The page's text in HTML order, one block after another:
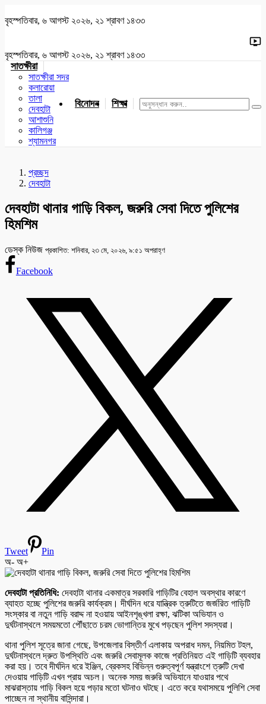
বৃহস্পতিবার, ৬ আগস্ট ২০২৬, ২১ শ্রাবণ ১৪৩৩
বৃহস্পতিবার, ৬ আগস্ট ২০২৬, ২১ শ্রাবণ ১৪৩৩
সাতক্ষীরা
সাতক্ষীরা সদর
কলারোয়া
তালা
দেবহাটা
আশাশুনি
কালিগঞ্জ
শ্যামনগর
বিনোদন শিক্ষা খেলাধুলা জাতীয় যশোর
প্রচ্ছদ
দেবহাটা
দেবহাটা থানার গাড়ি বিকল, জরুরি সেবা দিতে পুলিশের
হিমশিম
ডেস্ক নিউজ প্রকাশিত: শনিবার, ২৩ মে, ২০২৬, ৯:৫১ অপরাহ্ণ
Facebook
Tweet
Pin
অ- অ+
দেবহাটা প্রতিনিধি: দেবহাটা থানার একমাত্র সরকারি গাড়িটির বেহাল অবস্থার কারণে
ব্যাহত হচ্ছে পুলিশের জরুরি কার্যক্রম। দীর্ঘদিন ধরে যান্ত্রিক ত্রুটিতে জর্জরিত গাড়িটি
সংস্কার বা নতুন গাড়ি বরাদ্দ না হওয়ায় আইনশৃঙ্খলা রক্ষা, ঝটিকা অভিযান ও
দুর্ঘটনাস্থলে সময়মতো পৌঁছাতে চরম ভোগান্তির মুখে পড়ছেন পুলিশ সদস্যরা।
থানা পুলিশ সূত্রে জানা গেছে, উপজেলার বিস্তীর্ণ এলাকায় অপরাধ দমন, নিয়মিত টহল,
দুর্ঘটনাস্থলে দ্রুত উপস্থিতি এবং জরুরি সেবামূলক কাজে প্রতিনিয়ত এই গাড়িটি ব্যবহার
করা হয়। তবে দীর্ঘদিন ধরে ইঞ্জিন, ব্রেকসহ বিভিন্ন গুরুত্বপূর্ণ যন্ত্রাংশে ত্রুটি দেখা
দেওয়ায় গাড়িটি এখন প্রায় অচল। অনেক সময় জরুরি অভিযানে যাওয়ার পথে
মাঝরাস্তায় গাড়ি বিকল হয়ে পড়ার মতো ঘটনাও ঘটছে। এতে করে যথাসময়ে পুলিশি সেবা
পাচ্ছেন না স্থানীয় বাসিন্দারা।